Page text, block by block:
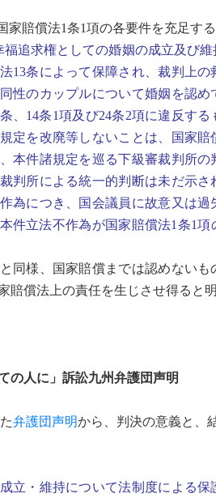
家賠償法1条1項の各要件を充足す
福追求権としての婚姻の成立及び
13条によって保障され、裁判上
性のカップルについて婚姻を認
、14条1項及び24条2項に違反す
定を改廃等しないことは、国家賠
本件諸規定を巡る下級審裁判所
判所による統一的判断は未だ示さ
為につき、国会議員に故意又は
件立法不作為が国家賠償法1条1項
同様、国家賠償までは認めないも
賠償法上の責任を生じさせ得ると
の人に」訴訟九州弁護団声明
弁護団声明から、判決の意義と、
立・維持について法制度による保